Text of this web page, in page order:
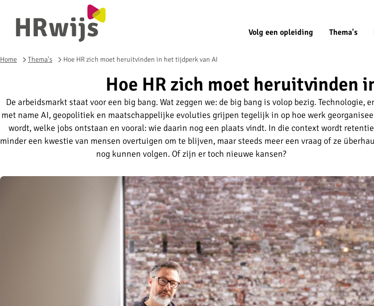
Volg een opleiding Thema's
Home Thema's Hoe HR zich moet heruitvinden in het tijdperk van AI
Hoe HR zich moet heruitvinden
De arbeidsmarkt staat voor een big bang. Wat zeggen we: de big bang is volop bezig. Technologie,
met name AI, geopolitiek en maatschappelijke evoluties grijpen tegelijk in op hoe werk
wordt, welke jobs ontstaan en vooral: wie daarin nog een plaats vindt. In die context wordt retentie
minder een kwestie van mensen overtuigen om te blijven, maar steeds meer een vraag of ze
nog kunnen volgen. Of zijn er toch nieuwe kansen?